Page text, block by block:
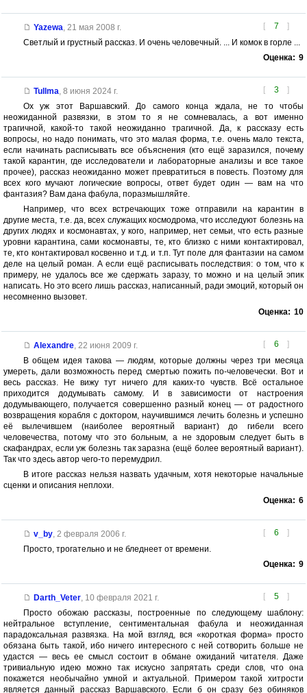
[ 7 ]
Yazewa, 21 мая 2008 г.
Светлый и грустный рассказ. И очень человечный. ... И комок в горле ...
Оценка: 9
[ 3 ]
Tullma, 8 июня 2024 г.
Ох уж этот Варшавский. До самого конца ждала, не то чтобы
неожиданной развязки, в этом то я не сомневалась, а вот именно
трагичной, какой-то такой неожиданно трагичной. Да, к рассказу есть
вопросы, но надо понимать, что это малая форма, т.е. очень мало текста,
если начинать расписывать все объяснения (кто ещё заразился, почему
такой карантин, где исследователи и лабораторные анализы и все такое
прочее), рассказ неожиданно может превратиться в повесть. Поэтому для
всех кого мучают логические вопросы, ответ будет один — вам на что
фантазия? Вам дана фабула, поразмышляйте.
Например, что всех встречающих тоже отправили на карантин в
другие места, т.е. да, всех служащих космодрома, что исследуют болезнь на
других людях и космонавтах, у кого, например, нет семьи, что есть разные
уровни карантина, сами космонавты, те, кто близко с ними контактировал,
те, кто контактировал косвенно и т.д. и т.п. Тут поле для фантазии на самом
деле на целый роман. А если ещё расписывать последствия: о том, что к
примеру, не удалось все же сдержать заразу, то можно и на целый эпик
написать. Но это всего лишь рассказ, написанный, ради эмоций, который он
несомненно вызовет.
Оценка: 10
[ 6 ]
Alexandre, 22 июня 2009 г.
В общем идея такова — людям, которые должны через три месяца
умереть, дали возможность перед смертью пожить по-человечески. Вот и
весь рассказ. Не вижу тут ничего для каких-то чувств. Всё остальное
приходится додумывать самому. И в зависимости от настроения
додумывающего, получается совершенно разный конец — от радостного
возвращения корабля с доктором, научившимся лечить болезнь и успешно
её вылечившем (наиболее вероятный вариант) до гибели всего
человечества, потому что это больным, а не здоровым следует быть в
скафандрах, если уж болезнь так заразна (ещё более вероятный вариант).
Так что здесь автор чего-то перемудрил.
В итоге рассказ нельзя назвать удачным, хотя некоторые начальные
сценки и описания неплохи.
Оценка: 6
[ 6 ]
v_by, 2 февраля 2006 г.
Просто, трогательно и не бледнеет от времени.
Оценка: 9
[ 5 ]
Darth_Veter, 10 февраля 2021 г.
Просто обожаю рассказы, построенные по следующему шаблону:
нейтральное вступление, сентиментальная фабула и неожиданная
парадоксальная развязка. На мой взгляд, вся «короткая форма» просто
обязана быть такой, ибо ничего интересного с ней сотворить больше не
удастся — весь ее смысл состоит в обмане ожиданий читателя. Даже
тривиальную идею можно так искусно запрятать среди слов, что она
покажется необычайно умной и актуальной. Примером такой хитрости
является данный рассказ Варшавского. Если б он сразу без обиняков